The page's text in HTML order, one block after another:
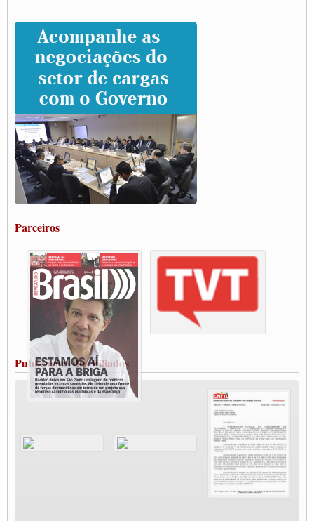
Caminhoneiros prometem paralisação e cobram diálogo com Lula
CNTTL e lideranças de caminhoneiros participam de debate sobre saúde nas
rodovias
Paulinho e Litti debatem política global para transporte rodoviário de cargas na
SUTCRA no Uruguai
Grande Conquista da Categoria transporte de Cargas e Caminhoneiros Autonomos
ENCONTRO INTERNACIONAL EM APOIO A CLASSE TRABALHADORA
DO BRASIL E A ELEIÇÃO 2022
Carta às Brasileiras e aos Brasileiros em Defesa do Estado Democrático de Direito
Paulinho, presidente da CNTTL, faz balanço do 3º Congresso da CNTTL
Caminhoneiros aprovam greve a partir do 1º de novembro
Rodoviários de Feira Santana fazem Assembleia para avaliar proposta de reajuste
salarial
Vacina Já: Lockdown de 24 horas dos trabalhadores em transportes está mantido,
Condutores de Guarulhos farão greve sanitária nesta terça-feira (20)
Paralisação dos Caminhoneiros na #BR285, entrocamento que liga o Mercosul ao
Rio Grande
Caminhoneiros bloqueiam duas faixas na Castello Branco e fazem protesto
Modal-Live #13 Aumento da Violência Contra Mulher e o Adoecimento da Classe
Trabalhadora em Tempos de Pandemia
MODAL-LIVE#12 POLÍTICAS PÚBLICAS DE TRANSPORTE PARA A
CLASSE TRABALHADORA E ELEIÇÕES NA PANDEMIA
MODAL-LIVE#11 POLÍTICAS PÚBLICAS DE TRANSPORTE
JUVENTUDE DO TRANSPORTE: POR QUE DEVEMOS NOS ORGANIZAR?
Fabio Primo testa positivo para Coronavírus, mas está bem de saúde
Modal-Live#9 Quais são os direitos dos trabalhador@s que contraem a Covid-19 na
Participe da Campanha Fora Bolsonaro
CNTTL e FECOOTAC apoiam Campanha de testes de COVID-19 para
MODAL-LIVE#8 - Lideranças sindicais da CNTTL, CGTB e dos caminhoneiros
Parceiros
Publicações dos Filiados